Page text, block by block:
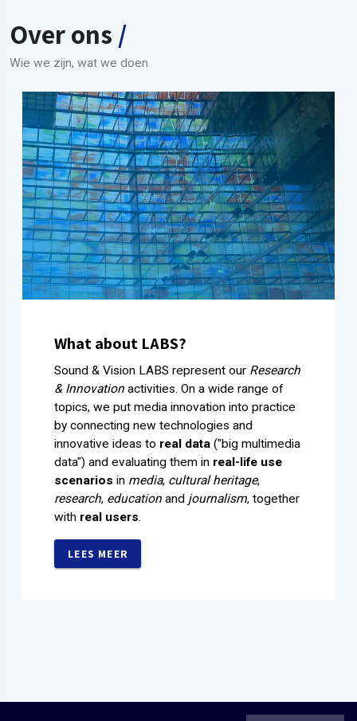
Over ons /
Wie we zijn, wat we doen
What about LABS?
Sound & Vision LABS represent our Research
& Innovation activities. On a wide range of
topics, we put media innovation into practice
by connecting new technologies and
innovative ideas to real data ("big multimedia
data") and evaluating them in real-life use
scenarios in media, cultural heritage,
research, education and journalism, together
with real users.
LEES MEER